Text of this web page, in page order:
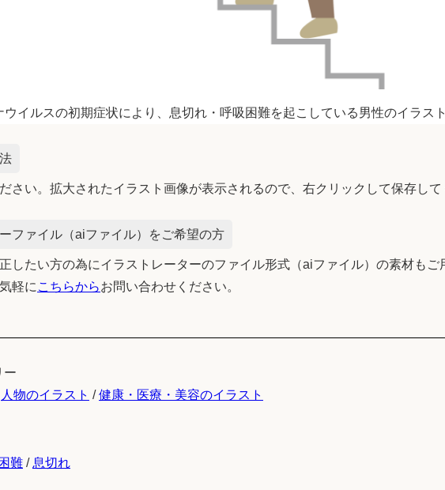
ウイルスの初期症状により、息切れ・呼吸困難を起こしている男性のイラスト
さい。拡大されたイラスト画像が表示されるので、右クリックして保存して
ファイル（aiファイル）をご希望の方
したい方の為にイラストレーターのファイル形式（aiファイル）の素材も
軽に こちらからお問い合わせください。
ー
人物のイラスト /健康・医療・美容のイラスト
難 / 息切れ